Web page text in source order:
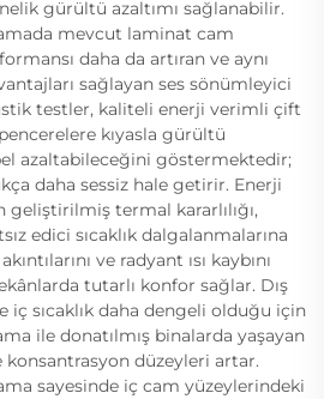
gürültü azaltımı sağlanabilir.
mevcut laminat cam
daha da artıran ve aynı
sağlayan ses sönümleyici
testler, kaliteli enerji verimli çift
kıyasla gürültü
azaltabileceğini göstermektedir;
daha sessiz hale getirir. Enerji
termal kararlılığı,
edici sıcaklık dalgalanmalarına
ve radyant ısı kaybını
tutarlı konfor sağlar. Dış
iç sıcaklık daha dengeli olduğu için
ile donatılmış binalarda yaşayan
düzeyleri artar.
sayesinde iç cam yüzeylerindeki